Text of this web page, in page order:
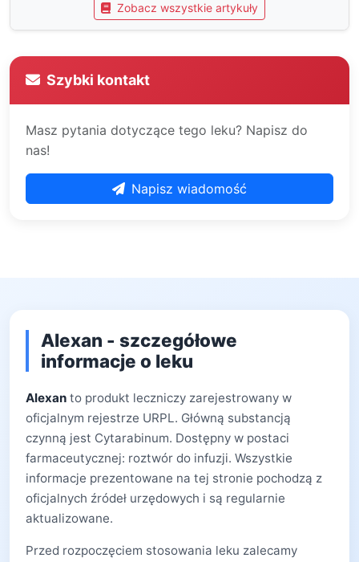
Zobacz wszystkie artykuły
Szybki kontakt
Masz pytania dotyczące tego leku? Napisz do
nas!
Napisz wiadomość
Alexan - szczegółowe
informacje o leku
Alexan to produkt leczniczy zarejestrowany w
oficjalnym rejestrze URPL. Główną substancją
czynną jest Cytarabinum. Dostępny w postaci
farmaceutycznej: roztwór do infuzji. Wszystkie
informacje prezentowane na tej stronie pochodzą z
oficjalnych źródeł urzędowych i są regularnie
aktualizowane.
Przed rozpoczęciem stosowania leku zalecamy